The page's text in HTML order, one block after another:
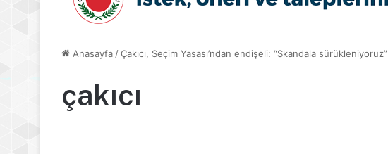
Anasayfa /Çakıcı, Seçim Yasası’ndan endişeli: “Skandala sürükleniyoruz”
çakıcı